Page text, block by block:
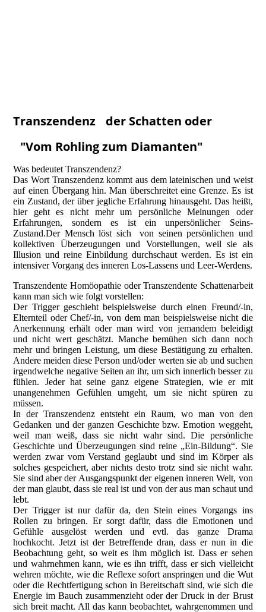
Transzendenz der Schatten oder
"Vom Rohling zum Diamanten"
Was bedeutet Transzendenz?
Das Wort Transzendenz kommt aus dem lateinischen und weist
auf einen Übergang hin. Man überschreitet eine Grenze. Es ist
ein Zustand, der über jegliche Erfahrung hinausgeht. Das heißt,
hier geht es nicht mehr um persönliche Meinungen oder
Erfahrungen, sondern es ist ein unpersönlicher Seins-
Zustand.Der Mensch löst sich von seinen persönlichen und
kollektiven Überzeugungen und Vorstellungen, weil sie als
Illusion und reine Einbildung durchschaut werden. Es ist ein
intensiver Vorgang des inneren Los-Lassens und Leer-Werdens.
Transzendente Homöopathie oder Transzendente Schattenarbeit
kann man sich wie folgt vorstellen:
Der Trigger geschieht beispielsweise durch einen Freund/-in,
Elternteil oder Chef/-in, von dem man beispielsweise nicht die
Anerkennung erhält oder man wird von jemandem beleidigt
und nicht wert geschätzt. Manche bemühen sich dann noch
mehr und bringen Leistung, um diese Bestätigung zu erhalten.
Andere meiden diese Person und/oder werten sie ab und suchen
irgendwelche negative Seiten an ihr, um sich innerlich besser zu
fühlen. Jeder hat seine ganz eigene Strategien, wie er mit
unangenehmen Gefühlen umgeht, um sie nicht spüren zu
müssen.
In der Transzendenz entsteht ein Raum, wo man von den
Gedanken und der ganzen Geschichte bzw. Emotion weggeht,
weil man weiß, dass sie nicht wahr sind. Die persönliche
Geschichte und Überzeugungen sind reine „Ein-Bildung“. Sie
werden zwar vom Verstand geglaubt und sind im Körper als
solches gespeichert, aber nichts desto trotz sind sie nicht wahr.
Sie sind aber der Ausgangspunkt der eigenen inneren Welt, von
der man glaubt, dass sie real ist und von der aus man schaut und
lebt.
Der Trigger ist nur dafür da, den Stein eines Vorgangs ins
Rollen zu bringen. Er sorgt dafür, dass die Emotionen und
Gefühle ausgelöst werden und evtl. das ganze Drama
hochkocht. Jetzt ist der Betreffende dran, dass er nun in die
Beobachtung geht, so weit es ihm möglich ist. Dass er sehen
und wahrnehmen kann, wie es ihn trifft, dass er sich vielleicht
wehren möchte, wie die Reflexe sofort anspringen und die Wut
oder die Rechtfertigung schon in Bereitschaft sind, wie sich die
Energie im Bauch zusammenzieht oder der Druck in der Brust
sich breit macht. All das kann beobachtet, wahrgenommen und